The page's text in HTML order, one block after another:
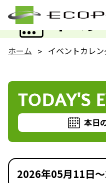
イベ
ホーム イベントカレン
TODAY'S
本日
2026年05月11日